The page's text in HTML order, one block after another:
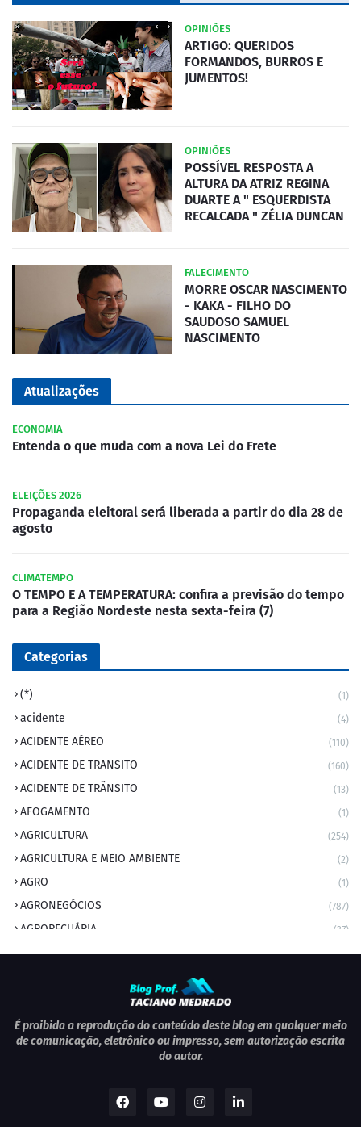
OPINIÕES
ARTIGO: QUERIDOS
FORMANDOS, BURROS E
JUMENTOS!
OPINIÕES
POSSÍVEL RESPOSTA A
ALTURA DA ATRIZ REGINA
DUARTE A " ESQUERDISTA
RECALCADA " ZÉLIA DUNCAN
FALECIMENTO
MORRE OSCAR NASCIMENTO
- KAKA - FILHO DO
SAUDOSO SAMUEL
NASCIMENTO
Atualizações
ECONOMIA
Entenda o que muda com a nova Lei do Frete
ELEIÇÕES 2026
Propaganda eleitoral será liberada a partir do dia 28 de
agosto
CLIMATEMPO
O TEMPO E A TEMPERATURA: confira a previsão do tempo
para a Região Nordeste nesta sexta-feira (7)
Categorias
(*) (1)
acidente (4)
ACIDENTE AÉREO (110)
ACIDENTE DE TRANSITO (160)
ACIDENTE DE TRÂNSITO (13)
AFOGAMENTO (1)
AGRICULTURA (254)
AGRICULTURA E MEIO AMBIENTE (2)
AGRO (1)
AGRONEGÓCIOS (787)
AGROPECUÁRIA (37)
AMBIENTE (9)
ANIVERSÁRIO DA CIDADE
ANIVERSÁRIOS (1)
APEXBRASIL (1)
É proibida a reprodução do conteúdo deste blog em qualquer meio
de comunicação, eletrônico ou impresso, sem autorização escrita
do autor.